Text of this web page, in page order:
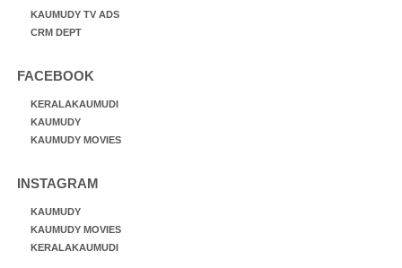
KAUMUDY TV ADS
CRM DEPT
FACEBOOK
KERALAKAUMUDI
KAUMUDY
KAUMUDY MOVIES
INSTAGRAM
KAUMUDY
KAUMUDY MOVIES
KERALAKAUMUDI